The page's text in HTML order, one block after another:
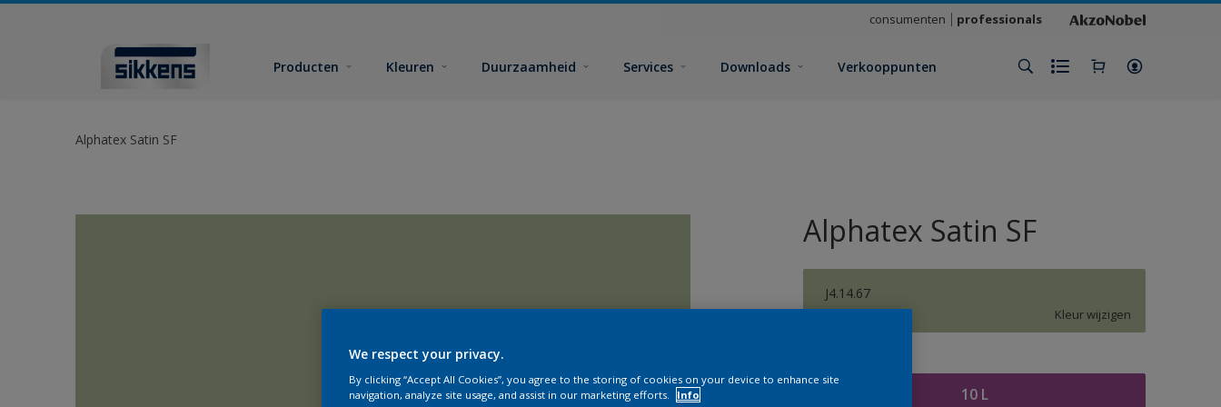
consumenten professionals
Producten Kleuren Duurzaamheid Services Downloads Verkooppunten
Alphatex Satin SF
Alphatex Satin SF
J4.14.67
Kleur wijzigen
10 L
We respect your privacy.
By clicking “Accept All Cookies”, you agree to the storing of cookies on your device to enhance site
navigation, analyze site usage, and assist in our marketing efforts.
Info